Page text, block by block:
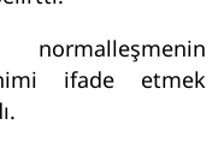
ifade etmek